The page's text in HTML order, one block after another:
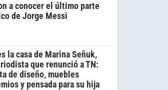
a conocer el último parte
de Jorge Messi
la casa de Marina Señuk,
que renunció a TN:
de diseño, muebles
y pensada para su hija